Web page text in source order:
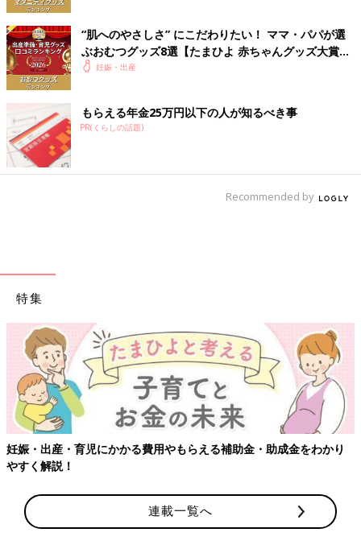
“肌へのやさしさ” にこだわりたい！ ママ・パパが選
ぶおむつグッズ8選【たまひよ 赤ちゃんグッズ大賞
2026】
妊娠・出産
もらえる年金25万円以下の人が知るべき事
PR(くらしの話題)
Recommended by
特集
【ワクチン接種できるものも】妊婦の感染症対策、知っておいて！
連載一覧へ